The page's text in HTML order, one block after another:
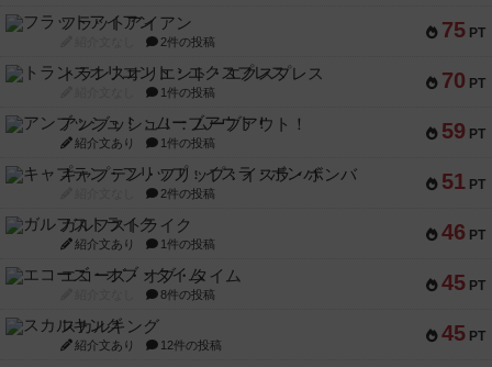
75 PT
フラットアイアン
2件の投稿
70 PT
トランスオリエント・エクスプレス
1件の投稿
59 PT
アンブッシュ！：ムーブアウト！
紹介文あり 1件の投稿
51 PT
キャプテン・フリップ：イスラ・ボンバ
2件の投稿
46 PT
ガルフストライク
紹介文あり 1件の投稿
45 PT
エコーズ・オブ・タイム
8件の投稿
45 PT
スカルキング
紹介文あり 12件の投稿